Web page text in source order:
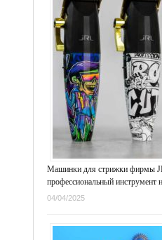
Машинки для стрижки фирмы
профессиональный инструмент
04/04/2025